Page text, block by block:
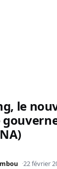
le
22 février